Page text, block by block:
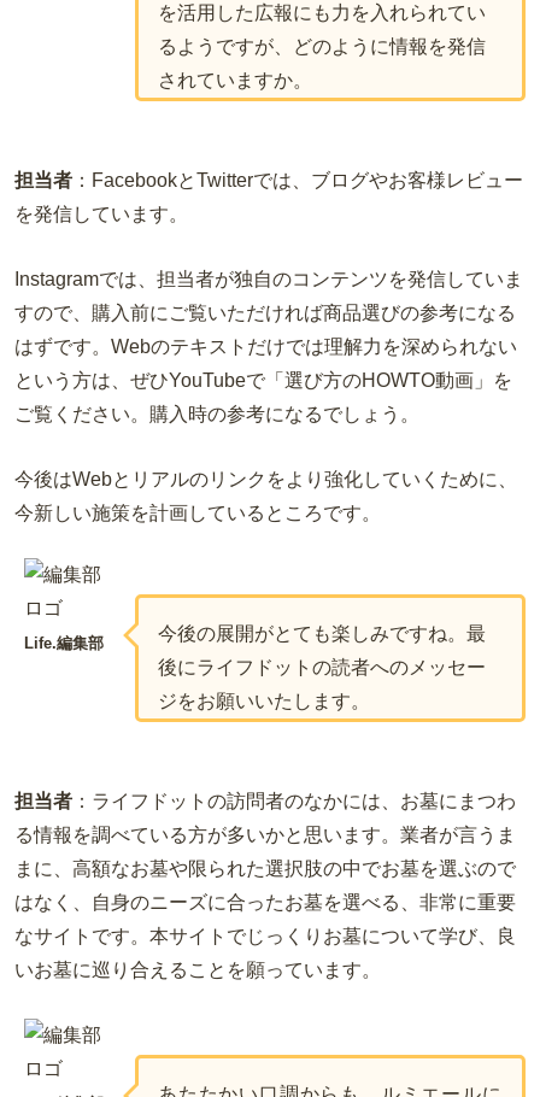
を活用した広報にも力を入れられてい
るようですが、どのように情報を発信
されていますか。
担当者 ：FacebookとTwitterでは、ブログやお客様レビュー
を発信しています。
Instagramでは、担当者が独自のコンテンツを発信していま
すので、購入前にご覧いただければ商品選びの参考になる
はずです。Webのテキストだけでは理解力を深められない
という方は、ぜひYouTubeで「選び方のHOWTO動画」を
ご覧ください。購入時の参考になるでしょう。
今後はWebとリアルのリンクをより強化していくために、
今新しい施策を計画しているところです。
Life.編集部
今後の展開がとても楽しみですね。最
後にライフドットの読者へのメッセー
ジをお願いいたします。
担当者 ：ライフドットの訪問者のなかには、お墓にまつわ
る情報を調べている方が多いかと思います。業者が言うま
まに、高額なお墓や限られた選択肢の中でお墓を選ぶので
はなく、自身のニーズに合ったお墓を選べる、非常に重要
なサイトです。本サイトでじっくりお墓について学び、良
いお墓に巡り合えることを願っています。